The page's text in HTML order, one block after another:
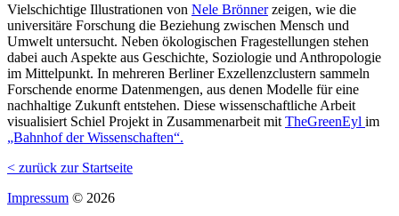
Vielschichtige Illustrationen von Nele Brönnerzeigen, wie die
universitäre Forschung die Beziehung zwischen Mensch und
Umwelt untersucht. Neben ökologischen Fragestellungen stehen
dabei auch Aspekte aus Geschichte, Soziologie und Anthropologie
im Mittelpunkt. In mehreren Berliner Exzellenzclustern sammeln
Forschende enorme Datenmengen, aus denen Modelle für eine
nachhaltige Zukunft entstehen. Diese wissenschaftliche Arbeit
visualisiert Schiel Projekt in Zusammenarbeit mit TheGreenEyl im
„Bahnhof der Wissenschaften“.
< zurück zur Startseite
Impressum © 2026